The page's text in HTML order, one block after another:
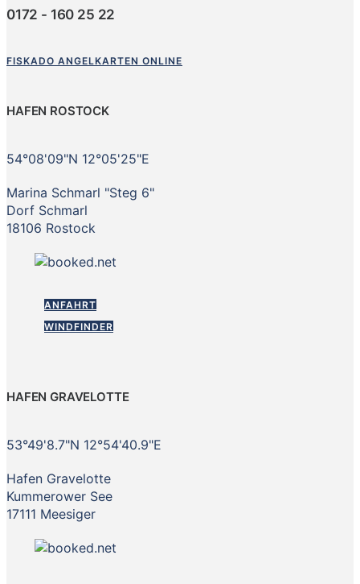
0172 - 160 25 22
FISKADO ANGELKARTEN ONLINE
HAFEN ROSTOCK
54°08'09"N 12°05'25"E
Marina Schmarl "Steg 6"
Dorf Schmarl
18106 Rostock
ANFAHRT
WINDFINDER
HAFEN GRAVELOTTE
53°49'8.7"N 12°54'40.9"E
Hafen Gravelotte
Kummerower See
17111 Meesiger